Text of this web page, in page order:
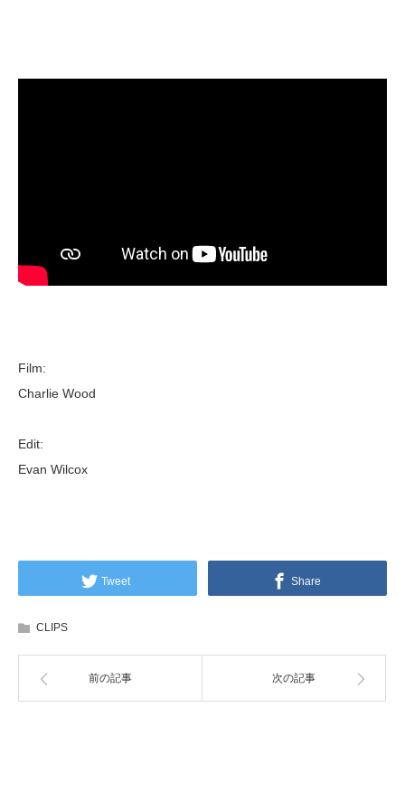
Film:
Charlie Wood
Edit:
Evan Wilcox
Tweet Share
CLIPS
前の記事 次の記事